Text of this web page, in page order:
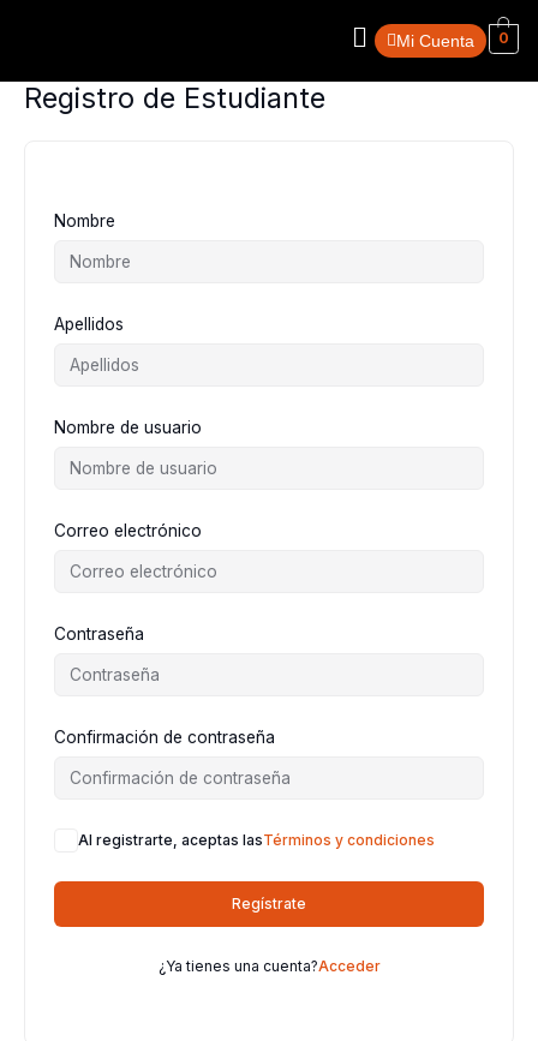
MenúMi Cuenta 0
Registro de Estudiante
Nombre
Apellidos
Nombre de usuario
Correo electrónico
Contraseña
Confirmación de contraseña
Al registrarte, aceptas lasTérminos y condiciones
Regístrate
¿Ya tienes una cuenta?Acceder